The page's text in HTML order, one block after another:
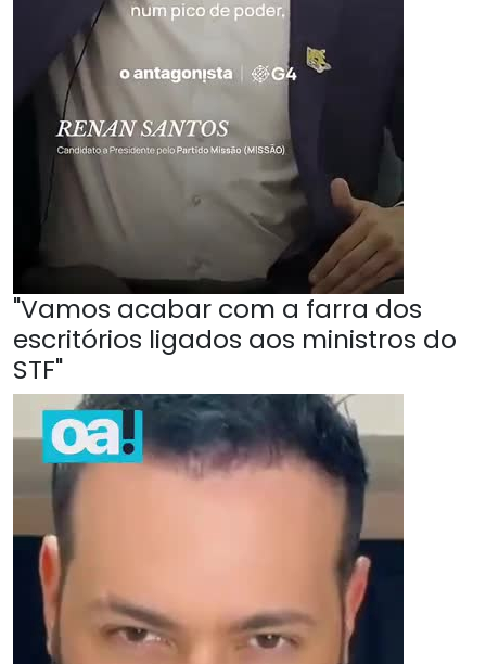
"Vamos acabar com a farra dos
escritórios ligados aos ministros do
STF"